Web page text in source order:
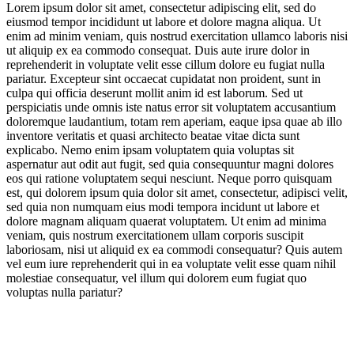
Lorem ipsum dolor sit amet, consectetur adipiscing elit, sed do
eiusmod tempor incididunt ut labore et dolore magna aliqua. Ut
enim ad minim veniam, quis nostrud exercitation ullamco laboris nisi
ut aliquip ex ea commodo consequat. Duis aute irure dolor in
reprehenderit in voluptate velit esse cillum dolore eu fugiat nulla
pariatur. Excepteur sint occaecat cupidatat non proident, sunt in
culpa qui officia deserunt mollit anim id est laborum. Sed ut
perspiciatis unde omnis iste natus error sit voluptatem accusantium
doloremque laudantium, totam rem aperiam, eaque ipsa quae ab illo
inventore veritatis et quasi architecto beatae vitae dicta sunt
explicabo. Nemo enim ipsam voluptatem quia voluptas sit
aspernatur aut odit aut fugit, sed quia consequuntur magni dolores
eos qui ratione voluptatem sequi nesciunt. Neque porro quisquam
est, qui dolorem ipsum quia dolor sit amet, consectetur, adipisci velit,
sed quia non numquam eius modi tempora incidunt ut labore et
dolore magnam aliquam quaerat voluptatem. Ut enim ad minima
veniam, quis nostrum exercitationem ullam corporis suscipit
laboriosam, nisi ut aliquid ex ea commodi consequatur? Quis autem
vel eum iure reprehenderit qui in ea voluptate velit esse quam nihil
molestiae consequatur, vel illum qui dolorem eum fugiat quo
voluptas nulla pariatur?